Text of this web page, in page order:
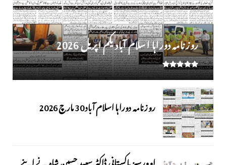
روز نامہ دوراہا اسلام آباد یکم اپریل 2026
روزنامہ دوراہا اسلام آباد 30 مارچ 2026